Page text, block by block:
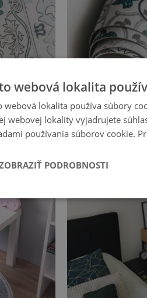
webová lokalita
webová lokalita používa súbory
webovej lokality vyjadrujete
používania súborov cookie.
PODROBNOSTI